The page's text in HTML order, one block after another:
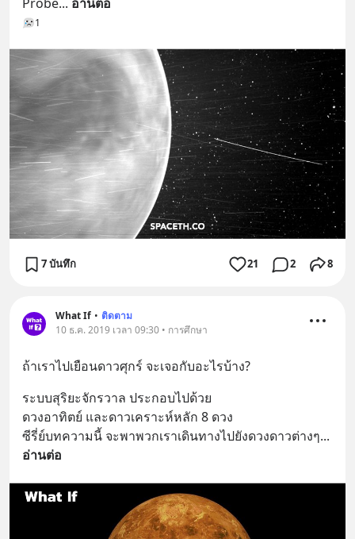
1
7 บันทึก 21 2 8
What If • ติดตาม
10 ธ.ค. 2019 เวลา 09:30 • การศึกษา
ถ้าเราไปเยือนดาวศุกร์ จะเจอกับอะไรบ้าง?
ระบบสุริยะจักรวาล ประกอบไปด้วย
ดวงอาทิตย์ และดาวเคราะห์หลัก 8 ดวง
ซีรี่ย์บทความนี้ จะพาพวกเราเดินทางไปยังดวงดาวต่างๆ
อ่านต่อ